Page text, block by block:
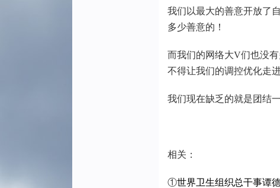
我们以最大的善意开放了
多少善意的！
而我们的网络大V们也没
不得让我们的调控优化走
我们现在缺乏的就是团结一
相关：
①世界卫生组织总干事谭